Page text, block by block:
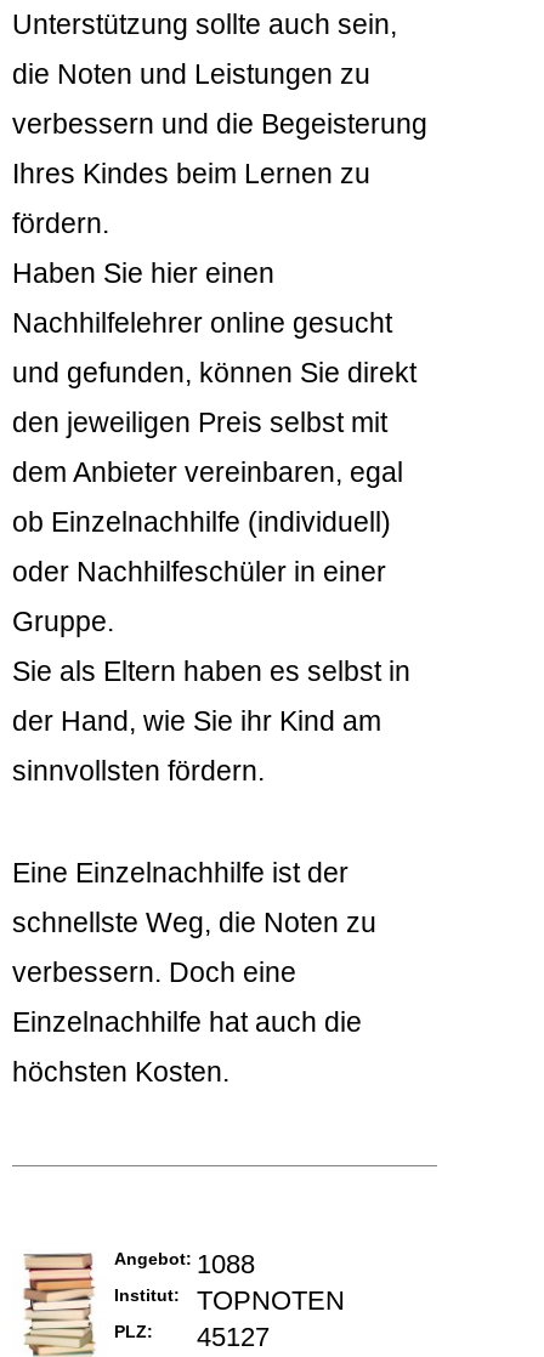
Unterstützung sollte auch sein,
die Noten und Leistungen zu
verbessern und die Begeisterung
Ihres Kindes beim Lernen zu
fördern.
Haben Sie hier einen
Nachhilfelehrer online gesucht
und gefunden, können Sie direkt
den jeweiligen Preis selbst mit
dem Anbieter vereinbaren, egal
ob Einzelnachhilfe (individuell)
oder Nachhilfeschüler in einer
Gruppe.
Sie als Eltern haben es selbst in
der Hand, wie Sie ihr Kind am
sinnvollsten fördern.
Eine Einzelnachhilfe ist der
schnellste Weg, die Noten zu
verbessern. Doch eine
Einzelnachhilfe hat auch die
höchsten Kosten.
Angebot: 1088
Institut: TOPNOTEN
PLZ: 45127